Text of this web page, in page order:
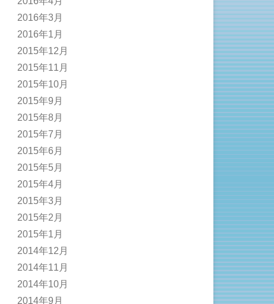
2016年3月
2016年1月
2015年12月
2015年11月
2015年10月
2015年9月
2015年8月
2015年7月
2015年6月
2015年5月
2015年4月
2015年3月
2015年2月
2015年1月
2014年12月
2014年11月
2014年10月
2014年9月